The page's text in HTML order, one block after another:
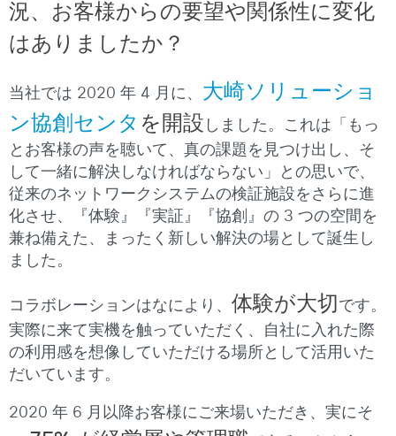
況、お客様からの要望や関係性に変化
はありましたか？
当社では 2020 年 4 月に、 大崎ソリューショ
ン協創センタ を開設 しました。これは「もっ
とお客様の声を聴いて、真の課題を見つけ出し、そ
して一緒に解決しなければならない」との思いで、
従来のネットワークシステムの検証施設をさらに進
化させ、『体験』『実証』『協創』の 3 つの空間を
兼ね備えた、まったく新しい解決の場として誕生し
ました。
コラボレーションはなにより、 体験が大切 です。
実際に来て実機を触っていただく、自社に入れた際
の利用感を想像していただける場所として活用いた
だいています。
2020 年 6 月以降お客様にご来場いただき、実にそ